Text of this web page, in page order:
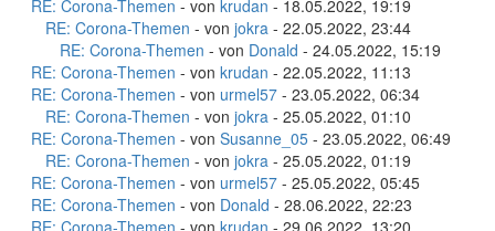
RE: Corona-Themen - von krudan - 18.05.2022, 19:19
RE: Corona-Themen - von jokra - 22.05.2022, 23:44
RE: Corona-Themen - von Donald - 24.05.2022, 15:19
RE: Corona-Themen - von krudan - 22.05.2022, 11:13
RE: Corona-Themen - von urmel57 - 23.05.2022, 06:34
RE: Corona-Themen - von jokra - 25.05.2022, 01:10
RE: Corona-Themen - von Susanne_05 - 23.05.2022, 06:49
RE: Corona-Themen - von jokra - 25.05.2022, 01:19
RE: Corona-Themen - von urmel57 - 25.05.2022, 05:45
RE: Corona-Themen - von Donald - 28.06.2022, 22:23